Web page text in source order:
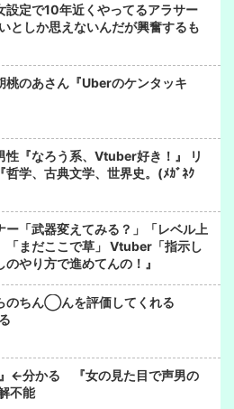
設定で10年近くやってるアラサー
としか思えないんだが興奮するも
桃のあさん『Uberのケンタッキ
性『なろう系、Vtuber好き！』 リ
哲学、古典文学、世界史。(ﾒｶﾞﾈｸ
ー「武器変えてみる？」「レベル上
「まだここで草」 Vtuber「指示し
やり方で進めてんの！』
のちん◯んを評価してくれる
←分かる 『女の見た目で声男の
不能